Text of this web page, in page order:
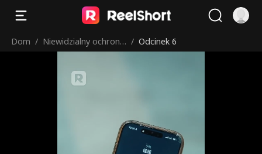
Dom / Niewidzialny ochronia / Odcinek 6